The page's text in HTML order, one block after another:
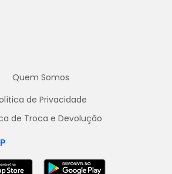
Quem Somos
de Privacidade
de Troca e Devolução